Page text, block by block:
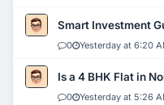
Smart Investment
0 Yesterday at 6:20
Is a 4 BHK Flat in
0 Yesterday at 5:26